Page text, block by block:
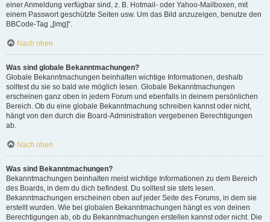
einer Anmeldung verfügbar sind, z. B. Hotmail- oder Yahoo-Mailboxen, mit
einem Passwort geschützte Seiten usw. Um das Bild anzuzeigen, benutze den
BBCode-Tag „[img]“.
Nach oben
Was sind globale Bekanntmachungen?
Globale Bekanntmachungen beinhalten wichtige Informationen, deshalb
solltest du sie so bald wie möglich lesen. Globale Bekanntmachungen
erscheinen ganz oben in jedem Forum und ebenfalls in deinem persönlichen
Bereich. Ob du eine globale Bekanntmachung schreiben kannst oder nicht,
hängt von den durch die Board-Administration vergebenen Berechtigungen
ab.
Nach oben
Was sind Bekanntmachungen?
Bekanntmachungen beinhalten meist wichtige Informationen zu dem Bereich
des Boards, in dem du dich befindest. Du solltest sie stets lesen.
Bekanntmachungen erscheinen oben auf jeder Seite des Forums, in dem sie
erstellt wurden. Wie bei globalen Bekanntmachungen hängt es von deinen
Berechtigungen ab, ob du Bekanntmachungen erstellen kannst oder nicht. Die